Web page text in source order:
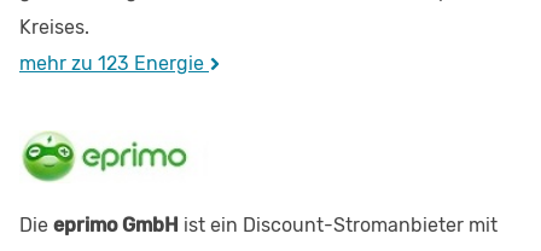
Kreises.
mehr zu 123 Energie
Die eprimo GmbH ist ein Discount-Stromanbieter mit